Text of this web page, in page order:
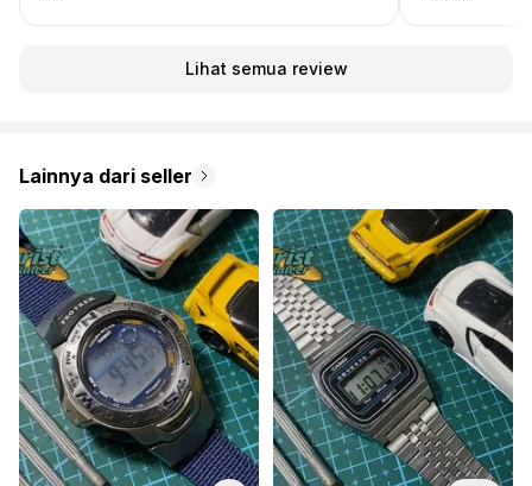
Lainnya dari seller
Lihat semua review